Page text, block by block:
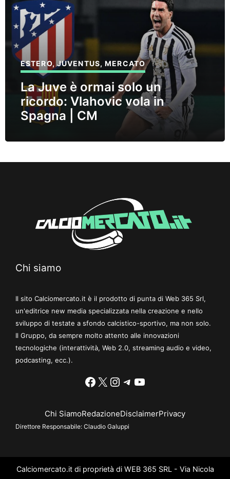
ESTERO, JUVENTUS,MERCATO
La Juve è ormai solo un
ricordo: Vlahovic vola in
Spagna | CM
Chi siamo
Il sito Calciomercato.it è il prodotto di punta di Web 365 Srl,
un'editrice new media specializzata nella creazione e nello
sviluppo di testate a sfondo calcistico-sportivo, ma non solo.
Il Gruppo, da sempre molto attento alle innovazioni
tecnologiche (interattività, Web 2.0, streaming audio e video,
podcasting, ecc.).
Facebook
X Instagram
Telegram
YouTube
Chi SiamoRedazioneDisclaimerPrivacy
Direttore Responsabile: Claudio Galuppi
Calciomercato.it di proprietà di WEB 365 SRL - Via Nicola